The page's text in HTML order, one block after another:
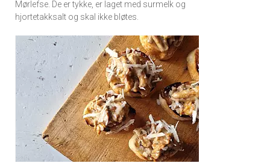
Mørlefse. De er tykke, er laget med surmelk og
hjortetakksalt og skal ikke bløtes.